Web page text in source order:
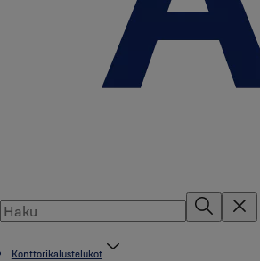
Konttorikalustelukot